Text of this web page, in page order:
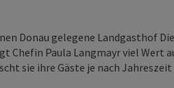
Donau gelegene Landgasthof
Chefin Paula Langmayr viel Wert
sie ihre Gäste je nach